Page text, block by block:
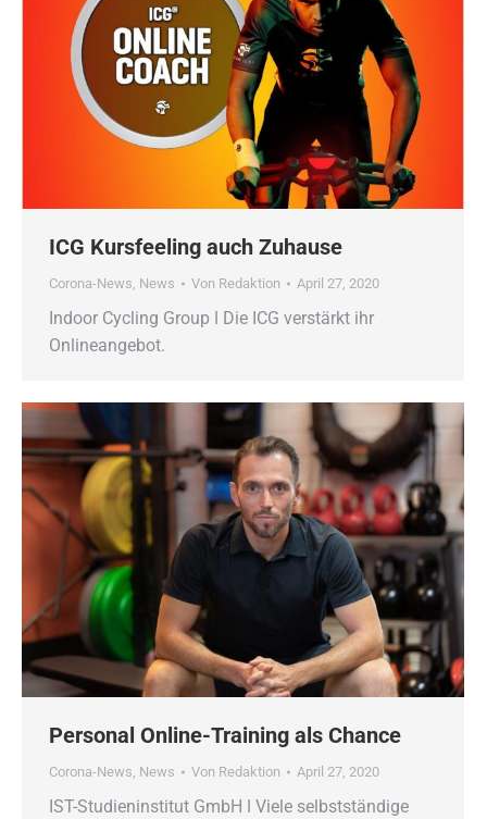
ICG Kursfeeling auch Zuhause
Corona-News News Von Redaktion April 27, 2020
Indoor Cycling Group ǀ Die ICG verstärkt ihr
Onlineangebot.
Personal Online-Training als Chance
Corona-News, News Von Redaktion April 27, 2020
IST-Studieninstitut GmbH ǀ Viele selbstständige